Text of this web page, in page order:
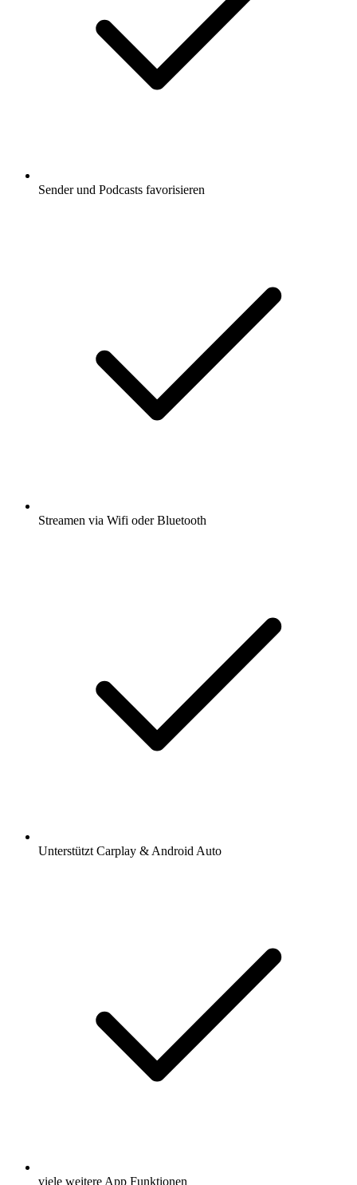
Sender und Podcasts favorisieren
Streamen via Wifi oder Bluetooth
Unterstützt Carplay & Android Auto
viele weitere App Funktionen